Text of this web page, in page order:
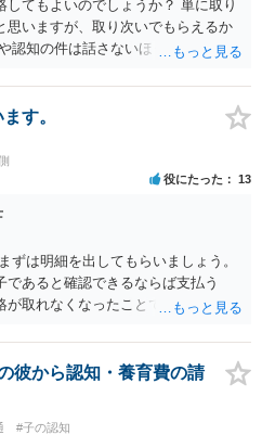
てもよいのでしょうか？ 単に取り
思いますが、取り次いでもらえるか
認知の件は話さないほうがよいと思
ってもらうことも検討されてくださ
されてみてもよいと思います。
す。
役にたった 13
ずは明細を出してもらいましょう。
あると確認できるならば支払う
が取れなくなったことで不信感もあ
となる場合ですが、事務所ごとにま
お受けするとなると20万円くらいが
彼から認知・養育費の請
#子の認知